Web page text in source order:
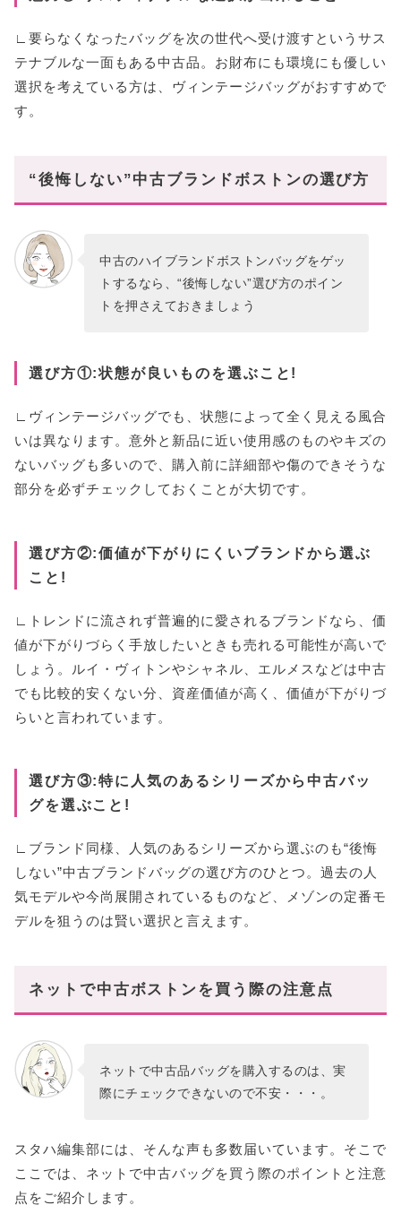
∟要らなくなったバッグを次の世代へ受け渡すというサス
テナブルな一面もある中古品。お財布にも環境にも優しい
選択を考えている方は、ヴィンテージバッグがおすすめで
す。
“後悔しない”中古ブランドボストンの選び方
中古のハイブランドボストンバッグをゲッ
トするなら、“後悔しない”選び方のポイン
トを押さえておきましょう
選び方①:状態が良いものを選ぶこと!
∟ヴィンテージバッグでも、状態によって全く見える風合
いは異なります。意外と新品に近い使用感のものやキズの
ないバッグも多いので、購入前に詳細部や傷のできそうな
部分を必ずチェックしておくことが大切です。
選び方②:価値が下がりにくいブランドから選ぶ
こと!
∟トレンドに流されず普遍的に愛されるブランドなら、価
値が下がりづらく手放したいときも売れる可能性が高いで
しょう。ルイ・ヴィトンやシャネル、エルメスなどは中古
でも比較的安くない分、資産価値が高く、価値が下がりづ
らいと言われています。
選び方③:特に人気のあるシリーズから中古バッ
グを選ぶこと!
∟ブランド同様、人気のあるシリーズから選ぶのも“後悔
しない”中古ブランドバッグの選び方のひとつ。過去の人
気モデルや今尚展開されているものなど、メゾンの定番モ
デルを狙うのは賢い選択と言えます。
ネットで中古ボストンを買う際の注意点
ネットで中古品バッグを購入するのは、実
際にチェックできないので不安・・・。
スタハ編集部には、そんな声も多数届いています。そこで
ここでは、ネットで中古バッグを買う際のポイントと注意
点をご紹介します。